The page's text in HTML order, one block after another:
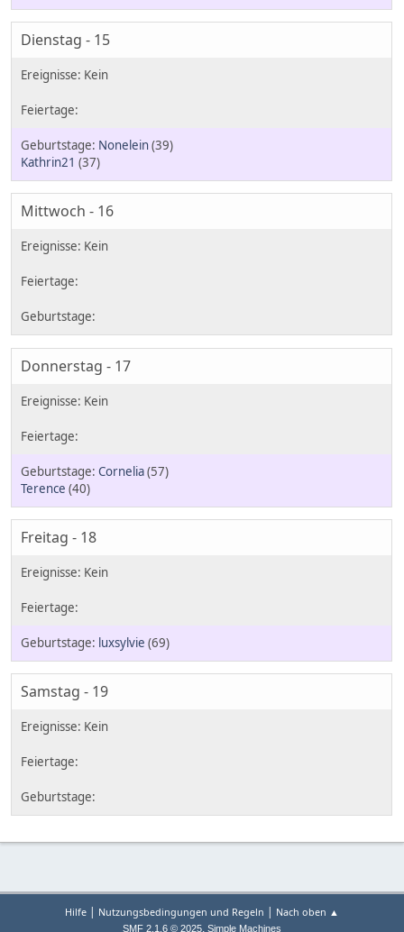
Dienstag - 15
Nonelein(39)
Kathrin21 (37)
Mittwoch - 16
Donnerstag - 17
Cornelia(57)
Terence (40)
Freitag - 18
luxsylvie (69)
Samstag - 19
Hilfe | Nutzungsbedingungen und Regeln | Nach oben ▲
SMF 2.1.6 © 2025, Simple Machines